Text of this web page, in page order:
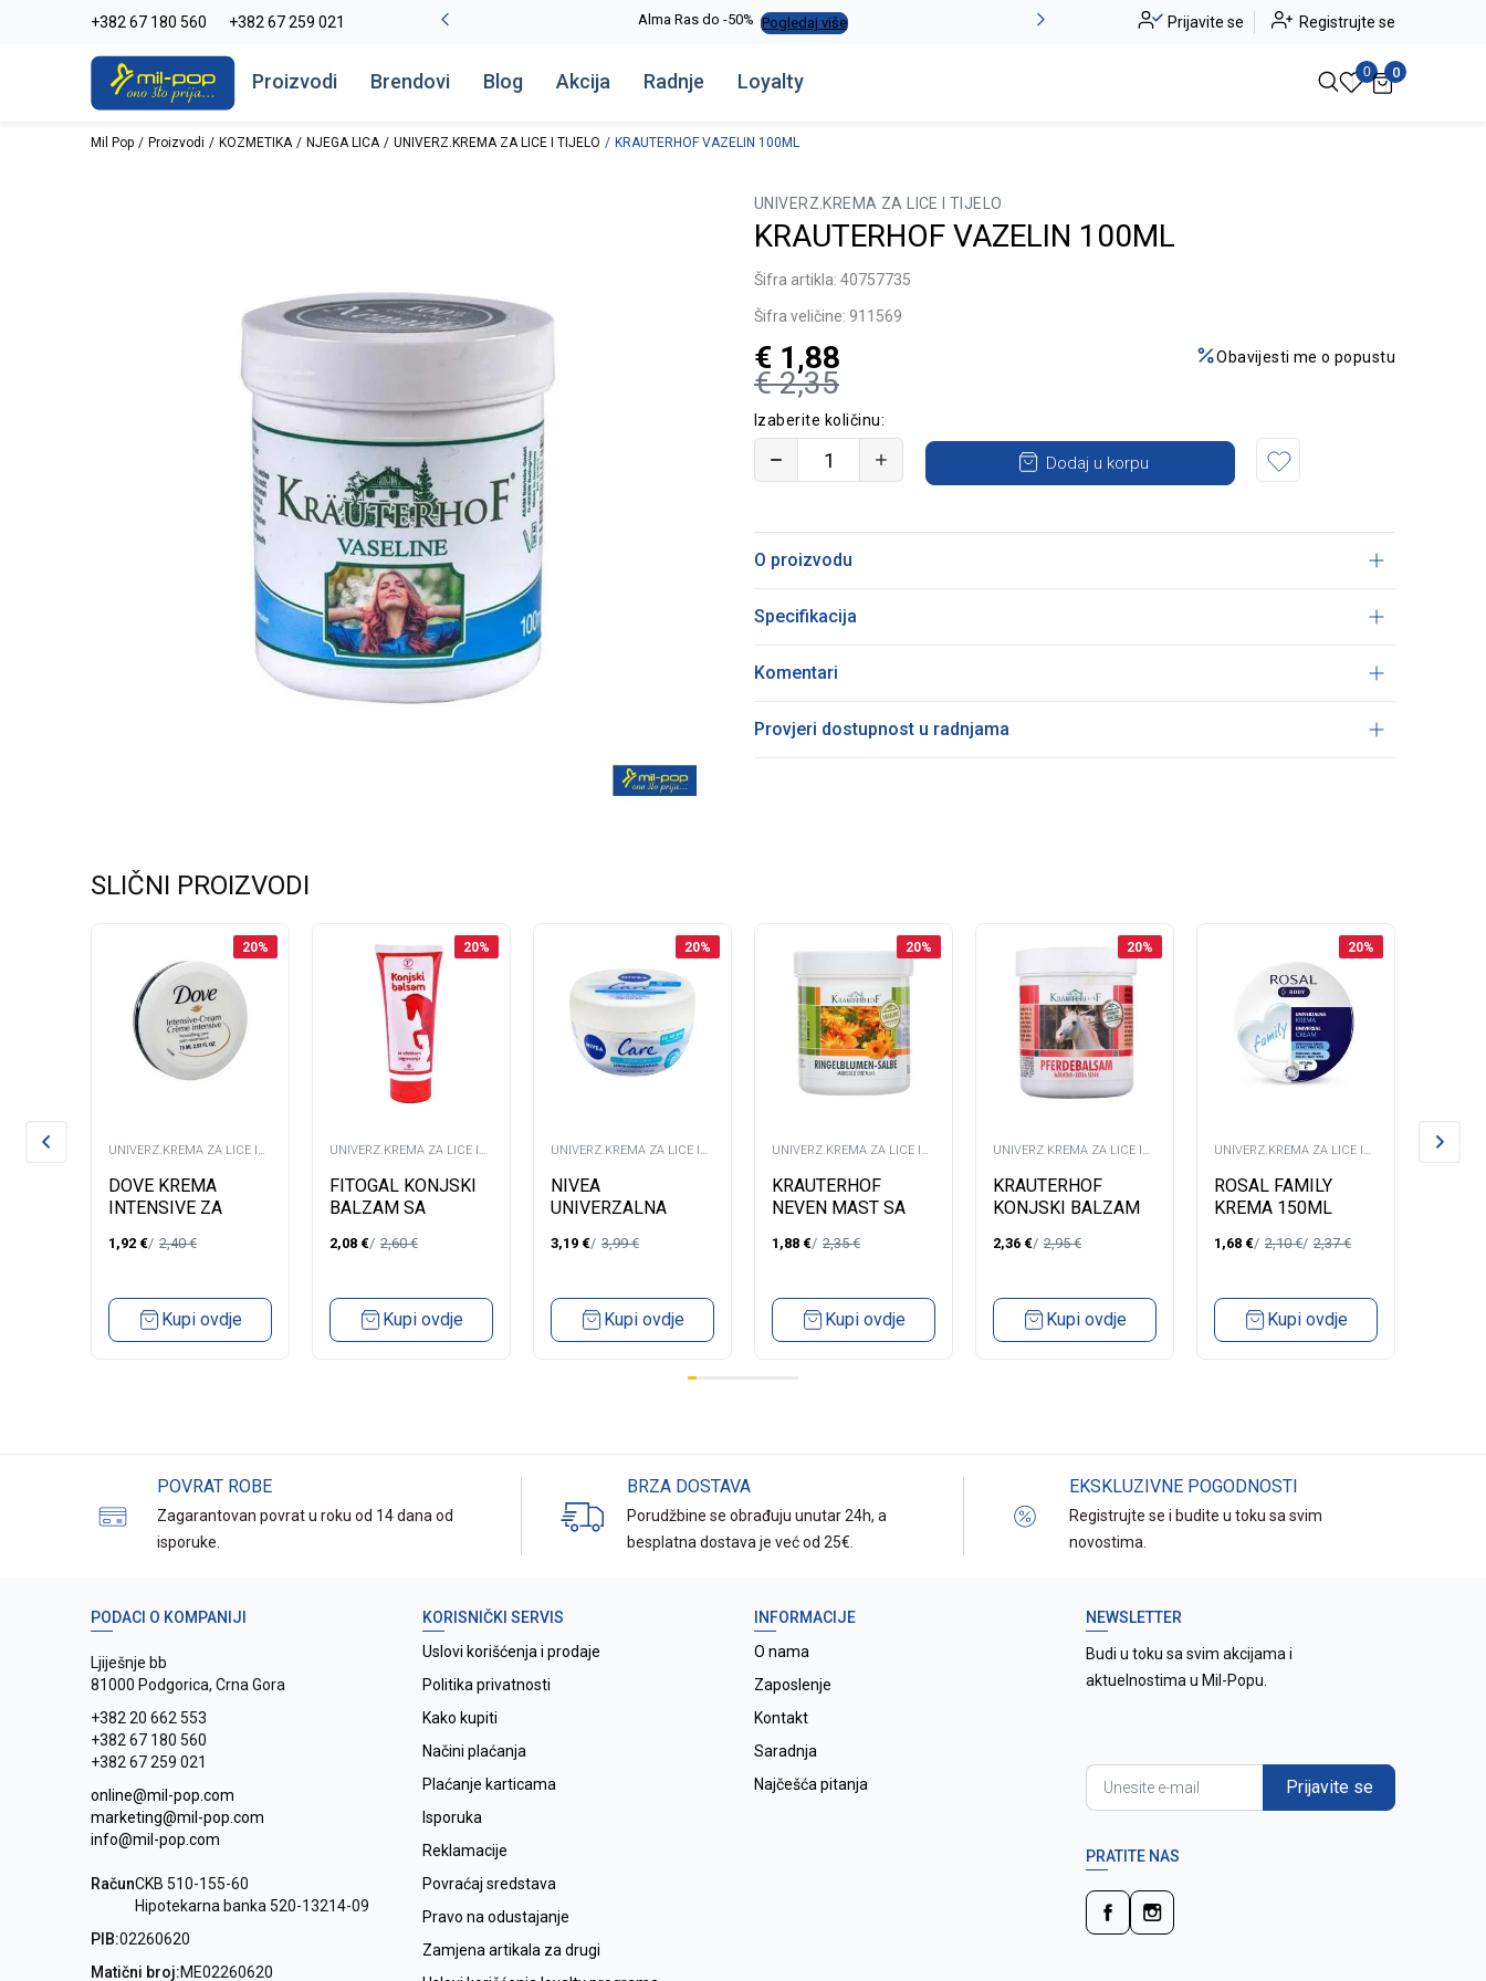
+382 67 180 560 +382 67 259 021
La Plage peškiri do -30% Pogledaj više Alma Ras do -50% Pogledaj više Novo u ponudi - Jadea Pogledaj više
Prijavite se Registrujte se
Proizvodi Brendovi Blog Akcija Radnje Loyalty 0 0
Mil Pop Proizvodi KOZMETIKA NJEGA LICA UNIVERZ.KREMA ZA LICE I TIJELO KRAUTERHOF VAZELIN 100ML
UNIVERZ.KREMA ZA LICE I TIJELO
KRAUTERHOF VAZELIN 100ML
Šifra artikla: 40757735
Šifra veličine: 911569
€ 2,35
€ 1,88 Obavijesti me o popustu
Izaberite količinu:
Dodaj u korpu
O proizvodu
Specifikacija
Komentari
Provjeri dostupnost u radnjama
SLIČNI PROIZVODI
20%
UNIVERZ.KREMA ZA LICE I
TIJELO
DOVE KREMA
INTENSIVE ZA
1,92 € 2,40€
Kupi ovdje
20%
UNIVERZ.KREMA ZA LICE I
TIJELO
FITOGAL KONJSKI
BALZAM SA
ZAGRIJAVANJA
2,08 € 2,60€
Kupi ovdje
20%
UNIVERZ.KREMA ZA LICE I
TIJELO
NIVEA
UNIVERZALNA
3,19 € 3,99€
Kupi ovdje
20%
UNIVERZ.KREMA ZA LICE I
TIJELO
KRAUTERHOF
NEVEN MAST SA
1,88 € 2,35€
Kupi ovdje
20%
UNIVERZ.KREMA ZA LICE I
TIJELO
KRAUTERHOF
KONJSKI BALZAM
2,36 € 2,95€
Kupi ovdje
20%
UNIVERZ.KREMA ZA LICE I
TIJELO
ROSAL FAMILY
KREMA 150ML
1,68 € 2,10€ 2,37€
Kupi ovdje
POVRAT ROBE
Zagarantovan povrat u roku od 14 dana od
isporuke.
BRZA DOSTAVA
Porudžbine se obrađuju unutar 24h, a
besplatna dostava je već od 25€.
EKSKLUZIVNE POGODNOSTI
Registrujte se i budite u toku sa svim
novostima.
PODACI O KOMPANIJI
Ljiješnje bb
81000 Podgorica, Crna Gora
+382 20 662 553
+382 67 180 560
+382 67 259 021
online@mil-pop.com
marketing@mil-pop.com
info@mil-pop.com
RačunCKB 510-155-60
Hipotekarna banka 520-13214-09
PIB:02260620
Matični broj:ME02260620
KORISNIČKI SERVIS
Uslovi korišćenja i prodaje
Politika privatnosti
Kako kupiti
Načini plaćanja
Plaćanje karticama
Isporuka
Reklamacije
Povraćaj sredstava
Pravo na odustajanje
Zamjena artikala za drugi
INFORMACIJE
O nama
Zaposlenje
Kontakt
Saradnja
Najčešća pitanja
NEWSLETTER
Budi u toku sa svim akcijama i
aktuelnostima u Mil-Popu.
Prijavite se
PRATITE NAS